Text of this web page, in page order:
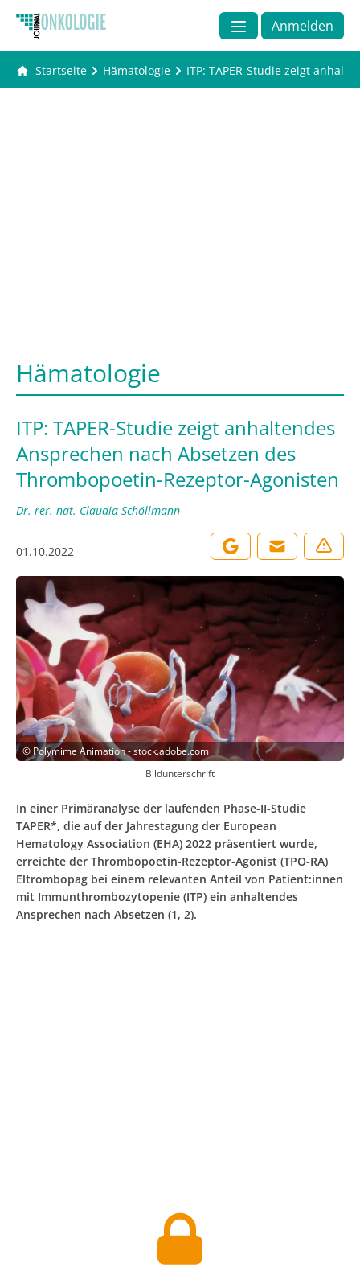
Anmelden
Startseite Hämatologie ITP: TAPER-Studie zeigt
Hämatologie
ITP: TAPER-Studie zeigt anhaltendes
Ansprechen nach Absetzen des
Thrombopoetin-Rezeptor-Agonisten
Dr. rer. nat. Claudia Schöllmann
01.10.2022
© Polymime Animation - stock.adobe.com
Bildunterschrift
In einer Primäranalyse der laufenden Phase-II-Studie
TAPER*, die auf der Jahrestagung der European
Hematology Association (EHA) 2022 präsentiert wurde,
erreichte der Thrombopoetin-Rezeptor-Agonist (TPO-RA)
Eltrombopag bei einem relevanten Anteil von Patient:innen
mit Immunthrombozytopenie (ITP) ein anhaltendes
Ansprechen nach Absetzen (1, 2).